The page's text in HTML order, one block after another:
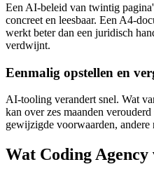
Een AI-beleid van twintig
concreet en leesbaar. Een A4-
werkt beter dan een juridisch
verdwijnt.
Eenmalig opstellen en
AI-tooling verandert snel. Wat
kan over zes maanden
gewijzigde voorwaarden,
Wat Coding